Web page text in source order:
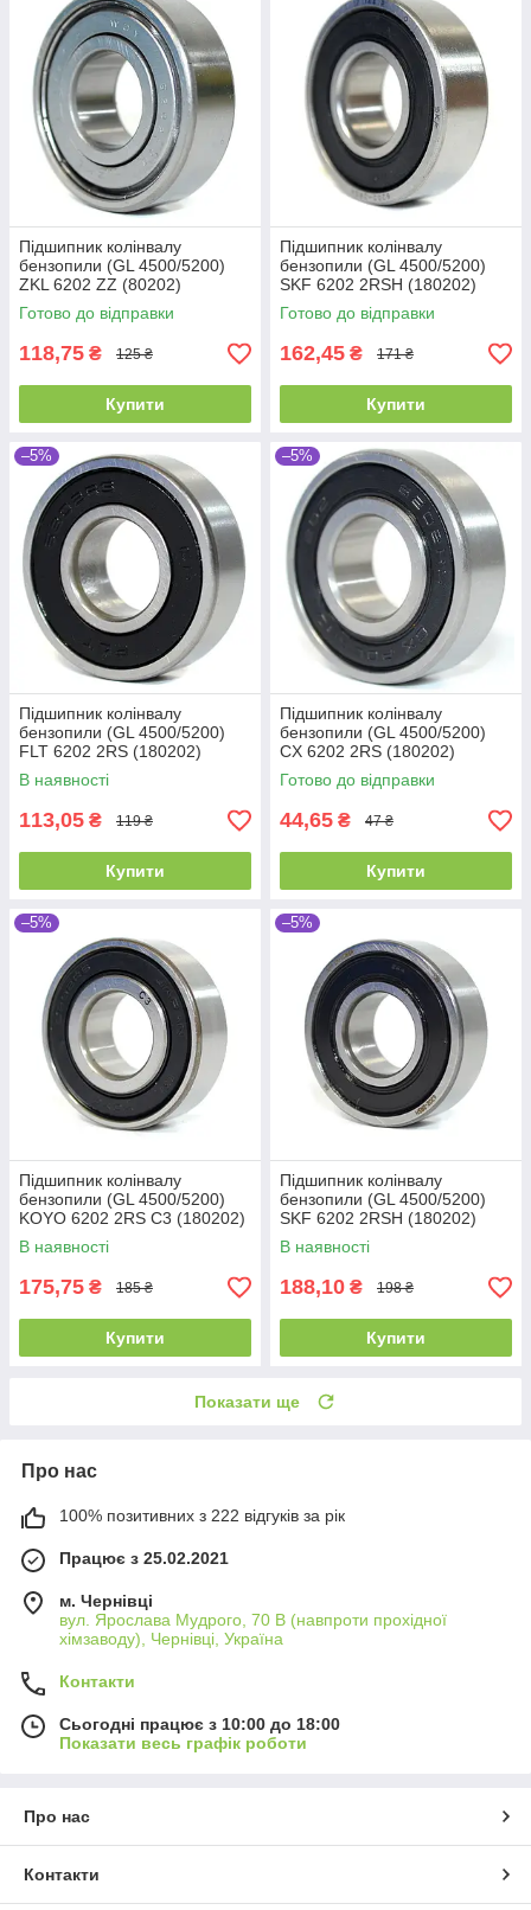
Підшипник колінвалу
бензопили (GL 4500/5200)
ZKL 6202 ZZ (80202)
Промислова упаковка
(15x35x11)
Готово до відправки
118,75 ₴ 125 ₴
Купити
Підшипник колінвалу
бензопили (GL 4500/5200)
SKF 6202 2RSH (180202)
Промислова упаковка
(15x35x11)
Готово до відправки
162,45 ₴ 171 ₴
Купити
–5%
Підшипник колінвалу
бензопили (GL 4500/5200)
FLT 6202 2RS (180202)
(15x35x11)
В наявності
113,05 ₴ 119 ₴
Купити
–5%
Підшипник колінвалу
бензопили (GL 4500/5200)
CX 6202 2RS (180202)
(15x35x11)
Готово до відправки
44,65 ₴ 47 ₴
Купити
–5%
Підшипник колінвалу
бензопили (GL 4500/5200)
KOYO 6202 2RS C3 (180202)
(15x35x11)
В наявності
175,75 ₴ 185 ₴
Купити
–5%
Підшипник колінвалу
бензопили (GL 4500/5200)
SKF 6202 2RSH (180202)
(15x35x11)
В наявності
188,10 ₴ 198 ₴
Купити
Показати ще
Про нас
100% позитивних з 222 відгуків за рік
Працює з 25.02.2021
м. Чернівці
вул. Ярослава Мудрого, 70 В (навпроти прохідної
хімзаводу), Чернівці, Україна
Контакти
Сьогодні працює з 10:00 до 18:00
Показати весь графік роботи
Про нас
Контакти